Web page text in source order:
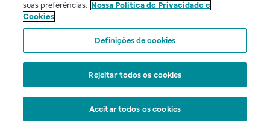
suas preferências. Nossa Política de Privacidade e
Cookies
Definições de cookies
Rejeitar todos os cookies
Aceitar todos os cookies